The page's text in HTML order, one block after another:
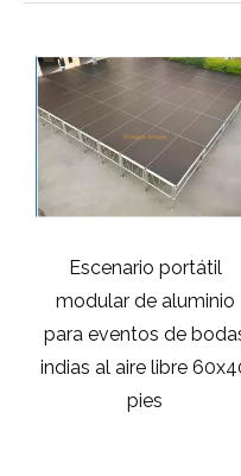
Etapa de concierto al
aire libre portátil
personalizado para la
venta 7.32x7.32m